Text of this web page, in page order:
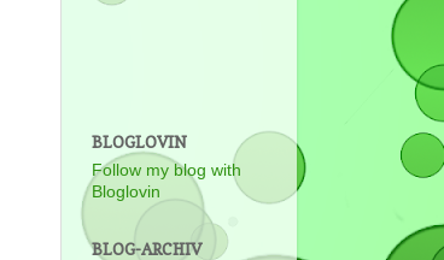
BLOGLOVIN
Follow my blog with
Bloglovin
BLOG-ARCHIV